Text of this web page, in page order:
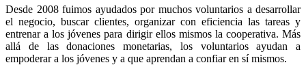
Desde 2008 fuimos ayudados por muchos voluntarios a desarrollar
el negocio, buscar clientes, organizar con eficiencia las tareas y
entrenar a los jóvenes para dirigir ellos mismos la cooperativa. Más
allá de las donaciones monetarias, los voluntarios ayudan a
empoderar a los jóvenes y a que aprendan a confiar en sí mismos.